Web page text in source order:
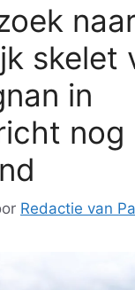
skelet
in
nog
Redactie van